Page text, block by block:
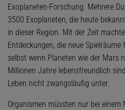
Exoplaneten-Forschung. Mehrere
3500 Exoplaneten, die heute
in dieser Region. Mit der Zeit
Entdeckungen, die neue
selbst wenn Planeten wie der Mars
Millionen Jahre lebensfreundlich
Leben nicht zwangsläufig unter.
Organismen müssten nur bei einem